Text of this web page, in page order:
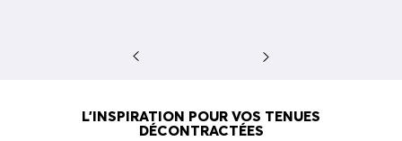
L’INSPIRATION POUR VOS TENUES
DÉCONTRACTÉES